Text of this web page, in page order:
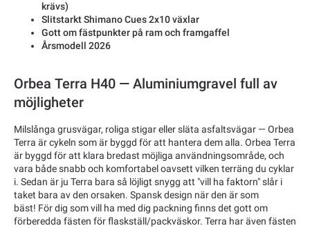
krävs)
Slitstarkt Shimano Cues 2x10 växlar
Gott om fästpunkter på ram och framgaffel
Årsmodell 2026
Orbea Terra H40 — Aluminiumgravel full av
möjligheter
Milslånga grusvägar, roliga stigar eller släta asfaltsvägar — Orbea
Terra är cykeln som är byggd för att hantera dem alla. Orbea Terra
är byggd för att klara bredast möjliga användningsområde, och
vara både snabb och komfortabel oavsett vilken terräng du cyklar
i. Sedan är ju Terra bara så löjligt snygg att "vill ha faktorn" slår i
taket bara av den orsaken. Spansk design när den är som
bäst! För dig som vill ha med dig packning finns det gott om
förberedda fästen för flaskställ/packväskor. Terra har även fästen